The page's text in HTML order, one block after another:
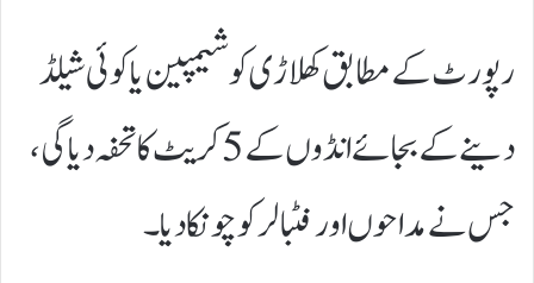
رپورٹ کے مطابق کھلاڑی کو شیمپین یا کوئی شیلڈ
دینے کے بجائے انڈوں کے 5 کریٹ کا تحفہ دیا گی،
جس نے مداحوں اور فٹبالر کو چونکا دیا۔